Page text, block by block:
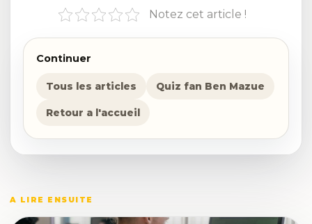
Notez cet article !
Continuer
Tous les articles Quiz fan Ben Mazue
Retour a l'accueil
A LIRE ENSUITE